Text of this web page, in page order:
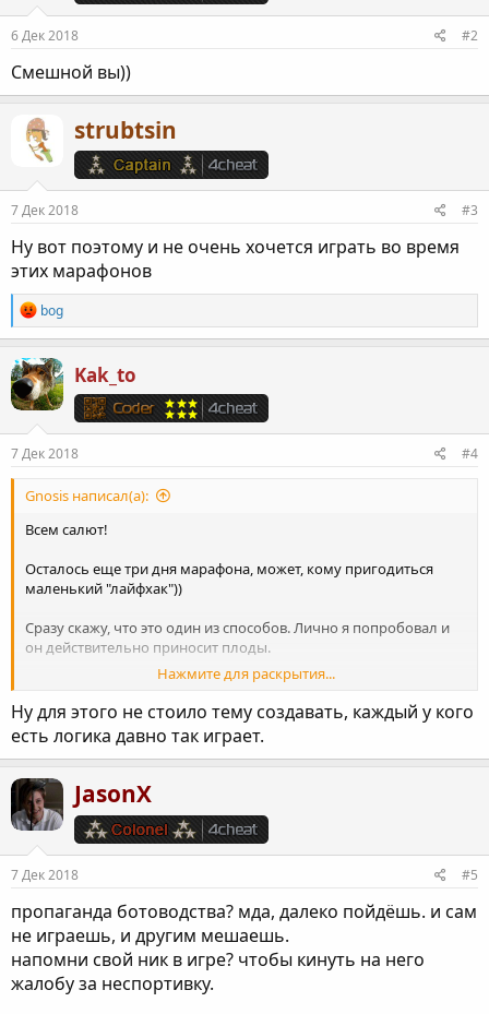
6 Дек 2018 #2
Смешной вы))
strubtsin
7 Дек 2018 #3
Ну вот поэтому и не очень хочется играть во время
этих марафонов
Р
е
а
к
ц
и
и
:
bog
Kak_to
7 Дек 2018 #4
Gnosis написал(а):
Всем салют!
Осталось еще три дня марафона, может, кому пригодиться
маленький "лайфхак"))
Сразу скажу, что это один из способов. Лично я попробовал и
он действительно приносит плоды.
Для этого желательно иметь пару премиум-танков 8 лвл (хотя
мож и 6-е прокатят тоже), желательно быстрых, с корошей
альфой или дпм-ом. Но я использовал два медленных тяжа,
что тоже работает. Премы нужны, чтобы не уходить в минус,
если серы полно, то можно использовать любые танки до 8
лвл включительно.
Суть в следующем: если вы хотите выжать максимум из этого
действа, то сразу ставим основным снарядом голдовый (если
длиться не более 5 минут (чуть ниже объясню), сразу летим на
позицию прострелов (в моем случае я просто медленно ехал
на максимально выгодную, там где точно будет мясо).
Делаем два-три результативных шота, что гарантирует (ну или
почти гарантирует) нам попадание в 10-ку по опыту. Далее
Нажмите для раскрытия...
Ну для этого не стоило тему создавать, каждый у кого
есть логика давно так играет.
JasonX
7 Дек 2018 #5
пропаганда ботоводства? мда, далеко пойдёшь. и сам
не играешь, и другим мешаешь.
напомни свой ник в игре? чтобы кинуть на него
жалобу за неспортивку.